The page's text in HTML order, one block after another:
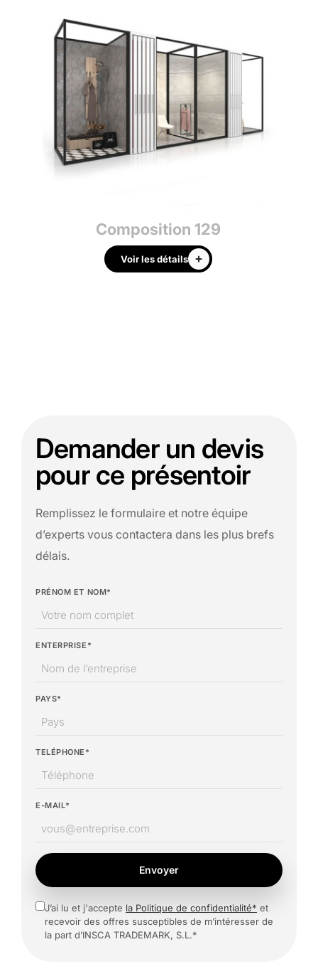
Composition 129
Voir les détails
Demander un devis
pour ce présentoir
Remplissez le formulaire et notre équipe
d’experts vous contactera dans les plus brefs
délais.
PRÉNOM ET NOM*
ENTERPRISE*
PAYS*
TELÉPHONE*
E-MAIL*
Envoyer
J’ai lu et j'accepte la Politique de confidentialité* et
recevoir des offres susceptibles de m’intéresser de
la part d’INSCA TRADEMARK, S.L.*